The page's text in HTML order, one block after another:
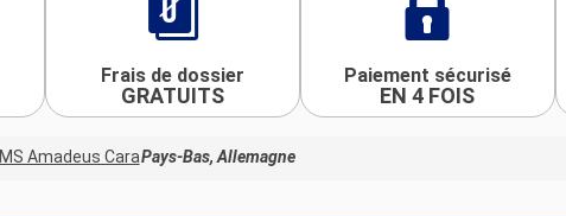
Frais de dossier
GRATUITS
Paiement sécurisé
EN 4 FOIS
MS Amadeus CaraPays-Bas, Allemagne